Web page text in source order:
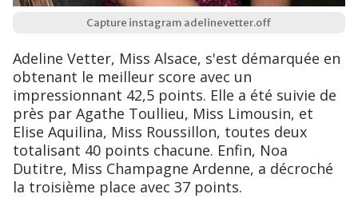
Capture instagram adelinevetter.off
Adeline Vetter, Miss Alsace, s'est démarquée en
obtenant le meilleur score avec un
impressionnant 42,5 points. Elle a été suivie de
près par Agathe Toullieu, Miss Limousin, et
Elise Aquilina, Miss Roussillon, toutes deux
totalisant 40 points chacune. Enfin, Noa
Dutitre, Miss Champagne Ardenne, a décroché
la troisième place avec 37 points.